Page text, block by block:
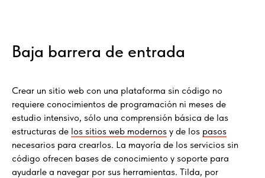
Baja barrera de entrada
Crear un sitio web con una plataforma sin código no
requiere conocimientos de programación ni meses de
estudio intensivo, sólo una comprensión básica de las
estructuras de los sitios web modernos y de los pasos
necesarios para crearlos. La mayoría de los servicios sin
código ofrecen bases de conocimiento y soporte para
ayudarle a navegar por sus herramientas. Tilda, por